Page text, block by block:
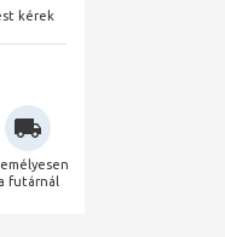
kérek
a futárnál